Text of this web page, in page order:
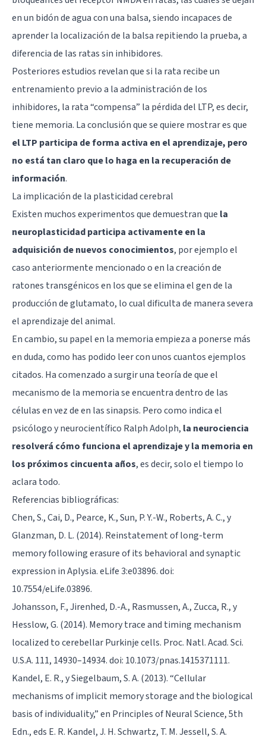
en un bidón de agua con una balsa, siendo incapaces de
aprender la localización de la balsa repitiendo la prueba, a
diferencia de las ratas sin inhibidores.
Posteriores estudios revelan que si la rata recibe un
entrenamiento previo a la administración de los
inhibidores, la rata “compensa” la pérdida del LTP, es decir,
tiene memoria. La conclusión que se quiere mostrar es que
el LTP participa de forma activa en el aprendizaje, pero
no está tan claro que lo haga en la recuperación de
información.
La implicación de la plasticidad cerebral
Existen muchos experimentos que demuestran que la
neuroplasticidad participa activamente en la
adquisición de nuevos conocimientos, por ejemplo el
caso anteriormente mencionado o en la creación de
ratones transgénicos en los que se elimina el gen de la
producción de glutamato, lo cual dificulta de manera severa
el aprendizaje del animal.
En cambio, su papel en la memoria empieza a ponerse más
en duda, como has podido leer con unos cuantos ejemplos
citados. Ha comenzado a surgir una teoría de que el
mecanismo de la memoria se encuentra dentro de las
células en vez de en las sinapsis. Pero como indica el
psicólogo y neurocientífico Ralph Adolph, la neurociencia
resolverá cómo funciona el aprendizaje y la memoria en
los próximos cincuenta años, es decir, solo el tiempo lo
aclara todo.
Referencias bibliográficas:
Chen, S., Cai, D., Pearce, K., Sun, P. Y.-W., Roberts, A. C., y
Glanzman, D. L. (2014). Reinstatement of long-term
memory following erasure of its behavioral and synaptic
expression in Aplysia. eLife 3:e03896. doi:
10.7554/eLife.03896.
Johansson, F., Jirenhed, D.-A., Rasmussen, A., Zucca, R., y
Hesslow, G. (2014). Memory trace and timing mechanism
localized to cerebellar Purkinje cells. Proc. Natl. Acad. Sci.
U.S.A. 111, 14930–14934. doi: 10.1073/pnas.1415371111.
Kandel, E. R., y Siegelbaum, S. A. (2013). “Cellular
mechanisms of implicit memory storage and the biological
basis of individuality,” en Principles of Neural Science, 5th
Edn., eds E. R. Kandel, J. H. Schwartz, T. M. Jessell, S. A.